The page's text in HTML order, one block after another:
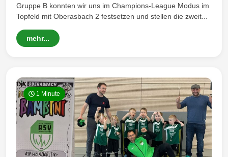
Gruppe B konnten wir uns im Champions-League Modus im
Topfeld mit Oberasbach 2 festsetzen und stellen die zweit...
mehr...
1 Minute